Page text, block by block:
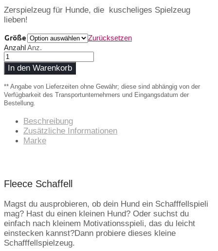
Zerspielzeug für Hunde, die kuscheliges Spielzeug
lieben!
Größe
Zurücksetzen
AnzahlAnz.
In den Warenkorb
** Angabe von Lieferzeiten ohne Gewähr; diese sind abhängig von der
Verfügbarkeit des Transportunternehmers und Eingangsdatum der
Bestellung.
Beschreibung
Zusätzliche Informationen
Marke
Fleece Schaffell
Magst du ausprobieren, ob dein Hund ein Schafffellspieli
mag? Hast du einen kleinen Hund? Oder suchst du
einfach nach kleinem Motivationsspieli, das du leicht
einstecken kannst?Dann probiere dieses kleine
Schafffellspielzeug.